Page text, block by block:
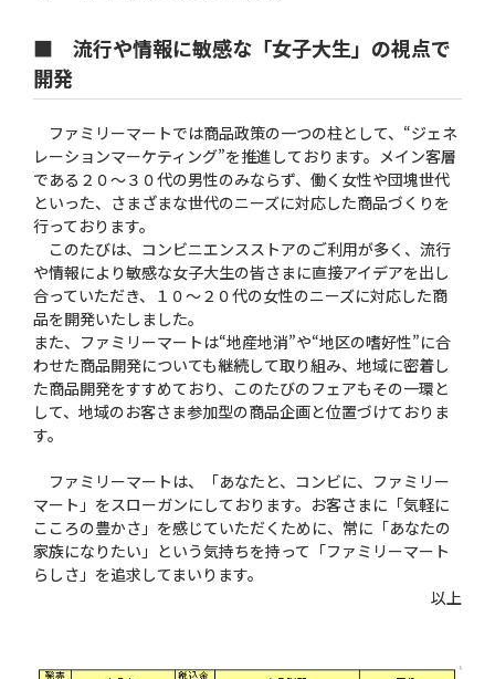
■ 流行や情報に敏感な「女子大生」の視点で
開発
ファミリーマートでは商品政策の一つの柱として、“ジェネ
レーションマーケティング”を推進しております。メイン客層
である２０〜３０代の男性のみならず、働く女性や団塊世代
といった、さまざまな世代のニーズに対応した商品づくりを
行っております。
このたびは、コンビニエンスストアのご利用が多く、流行
や情報により敏感な女子大生の皆さまに直接アイデアを出し
合っていただき、１０〜２０代の女性のニーズに対応した商
品を開発いたしました。
また、ファミリーマートは“地産地消”や“地区の嗜好性”に合
わせた商品開発についても継続して取り組み、地域に密着し
た商品開発をすすめており、このたびのフェアもその一環と
して、地域のお客さま参加型の商品企画と位置づけておりま
す。
ファミリーマートは、「あなたと、コンビに、ファミリー
マート」をスローガンにしております。お客さまに「気軽に
こころの豊かさ」を感じていただくために、常に「あなたの
家族になりたい」という気持ちを持って「ファミリーマート
らしさ」を追求してまいります。
以上